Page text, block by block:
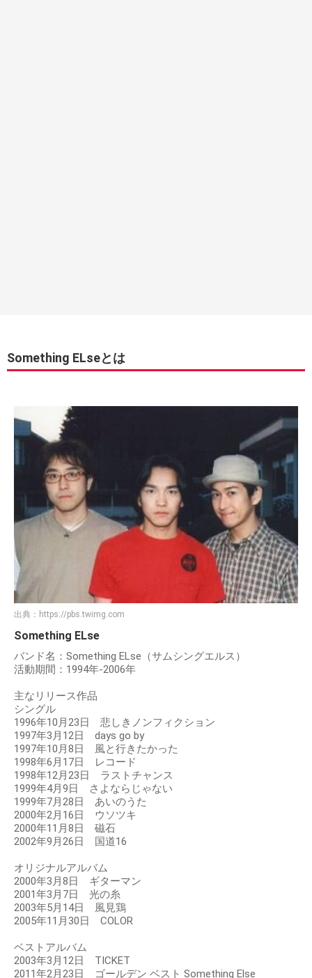
Something ELseとは
出典： https://pbs.twimg.com
Something ELse
バンド名：Something ELse（サムシングエルス）
活動期間：1994年-2006年
主なリリース作品
シングル
1996年10月23日 悲しきノンフィクション
1997年3月12日 days go by
1997年10月8日 風と行きたかった
1998年6月17日 レコード
1998年12月23日 ラストチャンス
1999年4月9日 さよならじゃない
1999年7月28日 あいのうた
2000年2月16日 ウソツキ
2000年11月8日 磁石
2002年9月26日 国道16
オリジナルアルバム
2000年3月8日 ギターマン
2001年3月7日 光の糸
2003年5月14日 風見鶏
2005年11月30日 COLOR
ベストアルバム
2003年3月12日 TICKET
2011年2月23日 ゴールデン ベスト Something Else